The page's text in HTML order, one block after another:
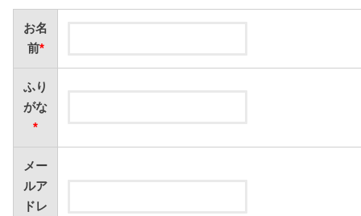
お名
前*
ふり
がな
*
メー
ルア
ドレ